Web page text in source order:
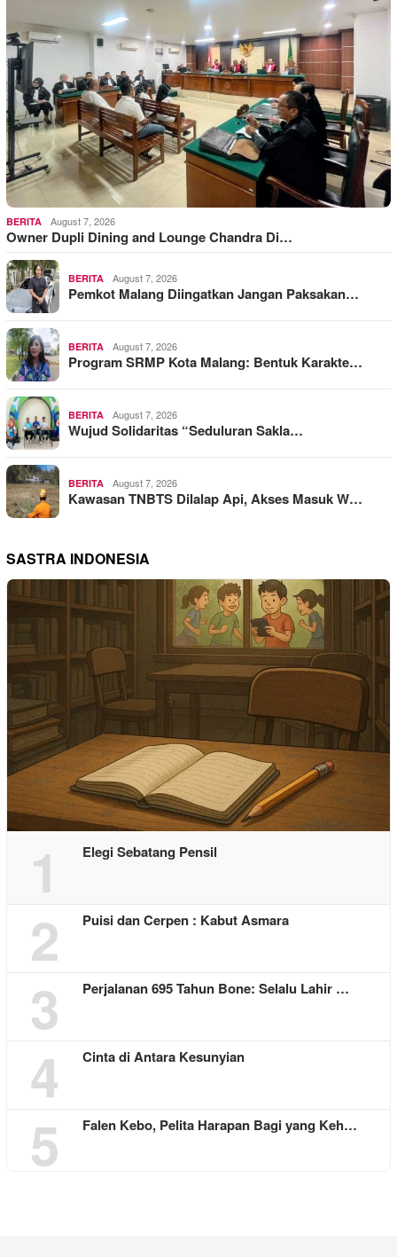
BERITA August 7, 2026
Owner Dupli Dining and Lounge Chandra Di…
BERITA August 7, 2026
Pemkot Malang Diingatkan Jangan Paksakan…
BERITA August 7, 2026
Program SRMP Kota Malang: Bentuk Karakte…
BERITA August 7, 2026
Wujud Solidaritas “Seduluran Sakla…
BERITA August 7, 2026
Kawasan TNBTS Dilalap Api, Akses Masuk W…
SASTRA INDONESIA
1 Elegi Sebatang Pensil
2 Puisi dan Cerpen : Kabut Asmara
3 Perjalanan 695 Tahun Bone: Selalu Lahir …
4 Cinta di Antara Kesunyian
5 Falen Kebo, Pelita Harapan Bagi yang Keh…